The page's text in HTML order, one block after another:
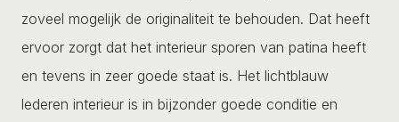
zoveel mogelijk de originaliteit te behouden. Dat heeft
ervoor zorgt dat het interieur sporen van patina heeft
en tevens in zeer goede staat is. Het lichtblauw
lederen interieur is in bijzonder goede conditie en